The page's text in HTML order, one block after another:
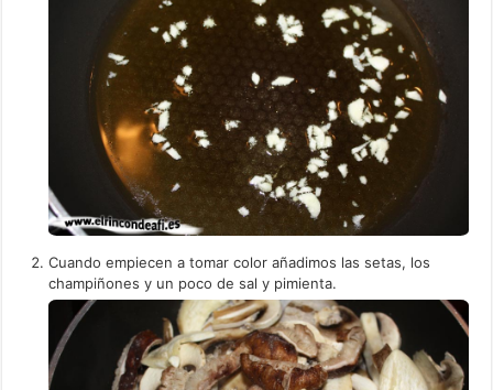
Cuando empiecen a tomar color añadimos las setas, los
champiñones y un poco de sal y pimienta.